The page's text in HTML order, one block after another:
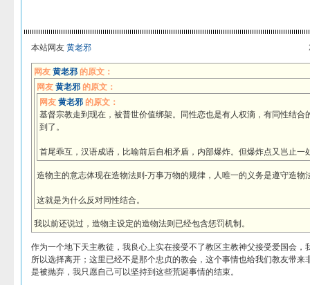
本站网友 黄老邪
网友 黄老邪的原文：
网友 黄老邪的原文：
网友 黄老邪的原文：
基督宗教走到现在，被普世价值绑架。同性恋也是有人权滴，有同性结合
到了。
首尾乖互，汉语成语，比喻前后自相矛盾，内部爆炸。但爆炸点又岂止一
造物主的意志体现在造物法则-万事万物的规律，人唯一的义务是遵守造物
这就是为什么反对同性结合。
我以前还说过，造物主设定的造物法则已经包含惩罚机制。
作为一个地下天主教徒，我良心上实在接受不了教区主教神父接受爱国会，
所以选择离开；这里已经不是那个忠贞的教会，这个事情也给我们教友带来
是被抛弃，我只愿自己可以坚持到这些荒诞事情的结束。